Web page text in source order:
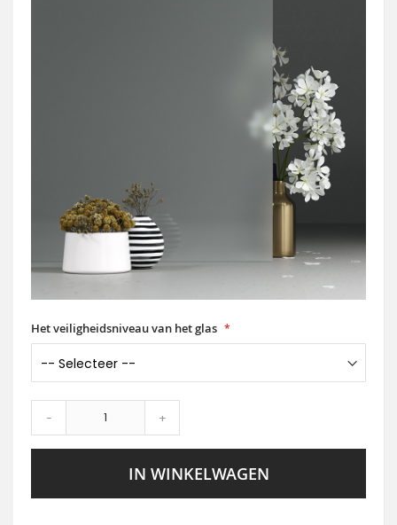
Het veiligheidsniveau van het glas
- +
IN WINKELWAGEN